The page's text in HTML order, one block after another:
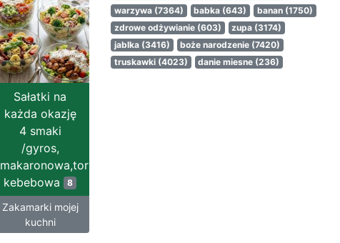
Sałatki na
każda okazję
4 smaki
/gyros,
makaronowa,tortellini,
kebebowa 8
Zakamarki mojej
kuchni
warzywa (7364) babka (643) banan (1750)
zdrowe odżywianie (603) zupa (3174)
jablka (3416) boże narodzenie (7420)
truskawki (4023) danie miesne (236)